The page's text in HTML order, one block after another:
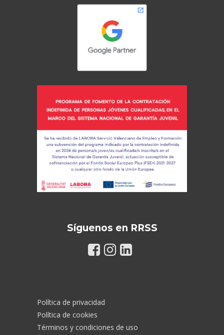
Síguenos en RRSS
Política de privacidad
Política de cookies
Términos y condiciones de uso